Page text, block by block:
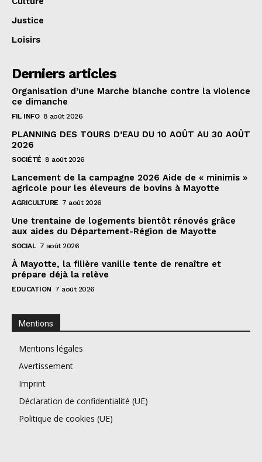
Justice
Loisirs
Derniers articles
Organisation d’une Marche blanche contre la violence
ce dimanche
FIL INFO 8 août 2026
PLANNING DES TOURS D’EAU DU 10 AOÛT AU 30 AOÛT
2026
SOCIÉTÉ 8 août 2026
Lancement de la campagne 2026 Aide de « minimis »
agricole pour les éleveurs de bovins à Mayotte
AGRICULTURE 7 août 2026
Une trentaine de logements bientôt rénovés grâce
aux aides du Département-Région de Mayotte
SOCIAL 7 août 2026
À Mayotte, la filière vanille tente de renaître et
prépare déjà la relève
EDUCATION 7 août 2026
Mentions
Mentions légales
Avertissement
Imprint
Déclaration de confidentialité (UE)
Politique de cookies (UE)